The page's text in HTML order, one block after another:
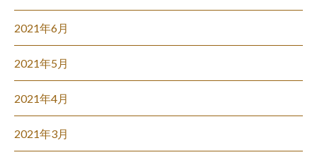
2021年6月
2021年5月
2021年4月
2021年3月